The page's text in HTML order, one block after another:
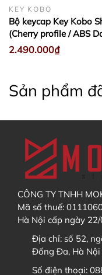
4. Tôi muốn theo dõi
Discord
sách bảo hành không?
6. Nếu đặt cọc đơn
Sau khi đã
vàogiỏ hàng
khoản và lưu
"Tiếp tục chọn
KEY KOBO
Bộ keycap Key Kobo
(Cherry profile / ABS
2.490.000₫
Sản phẩm
CÔNG TY TNHH
Mã số thuế:
Hà Nội cấp ngày
Địa chỉ: số 52,
Đống Đa, Hà Nội
Số điện thoại: